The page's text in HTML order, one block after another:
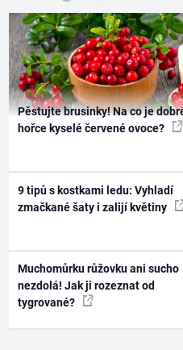
Pěstujte brusinky! Na co je
hořce kyselé červené ovoce?
9 tipů s kostkami ledu: Vyhladí
zmačkané šaty i zalijí květiny
Muchomůrku růžovku ani sucho
nezdolá! Jak ji rozeznat od
tygrované?